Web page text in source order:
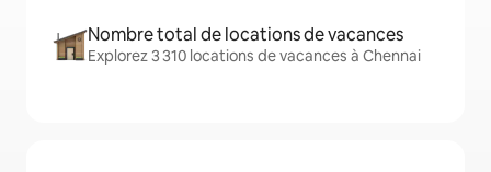
Nombre total de locations de vacances
Explorez 3 310 locations de vacances à Chennai